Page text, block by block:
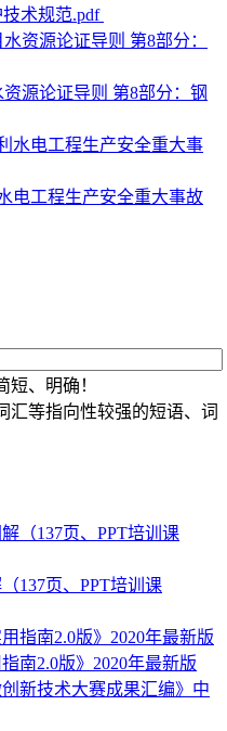
技术规范.pdf
资源论证导则 第8部分：钢
电工程生产安全重大事故
、明确！
汇等指向性较强的短语、词
137页、PPT培训课
南2.0版》2020年最新版